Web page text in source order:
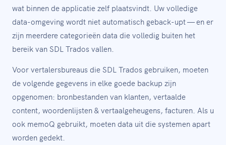
wat binnen de applicatie zelf plaatsvindt. Uw volledige
data-omgeving wordt niet automatisch geback-upt — en er
zijn meerdere categorieën data die volledig buiten het
bereik van SDL Trados vallen.
Voor vertalersbureaus die SDL Trados gebruiken, moeten
de volgende gegevens in elke goede backup zijn
opgenomen: bronbestanden van klanten, vertaalde
content, woordenlijsten & vertaalgeheugens, facturen. Als u
ook memoQ gebruikt, moeten data uit die systemen apart
worden gedekt.